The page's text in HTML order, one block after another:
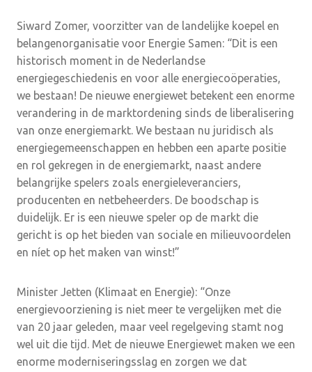
Siward Zomer, voorzitter van de landelijke koepel en
belangenorganisatie voor Energie Samen: “Dit is een
historisch moment in de Nederlandse
energiegeschiedenis en voor alle energiecoöperaties,
we bestaan! De nieuwe energiewet betekent een enorme
verandering in de marktordening sinds de liberalisering
van onze energiemarkt. We bestaan nu juridisch als
energiegemeenschappen en hebben een aparte positie
en rol gekregen in de energiemarkt, naast andere
belangrijke spelers zoals energieleveranciers,
producenten en netbeheerders. De boodschap is
duidelijk. Er is een nieuwe speler op de markt die
gericht is op het bieden van sociale en milieuvoordelen
en níet op het maken van winst!”
Minister Jetten (Klimaat en Energie): “Onze
energievoorziening is niet meer te vergelijken met die
van 20 jaar geleden, maar veel regelgeving stamt nog
wel uit die tijd. Met de nieuwe Energiewet maken we een
enorme moderniseringsslag en zorgen we dat